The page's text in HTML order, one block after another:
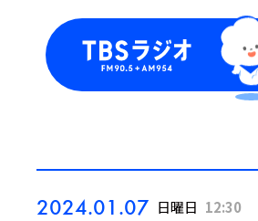
2024.01.07 日曜日 12:30